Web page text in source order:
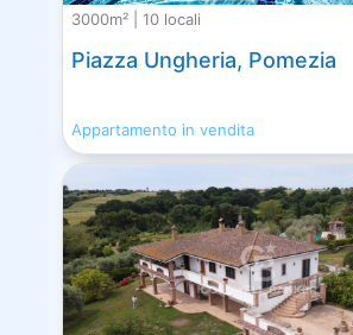
3000m² | 10 locali
Piazza Ungheria, Pomezia
Appartamento in vendita